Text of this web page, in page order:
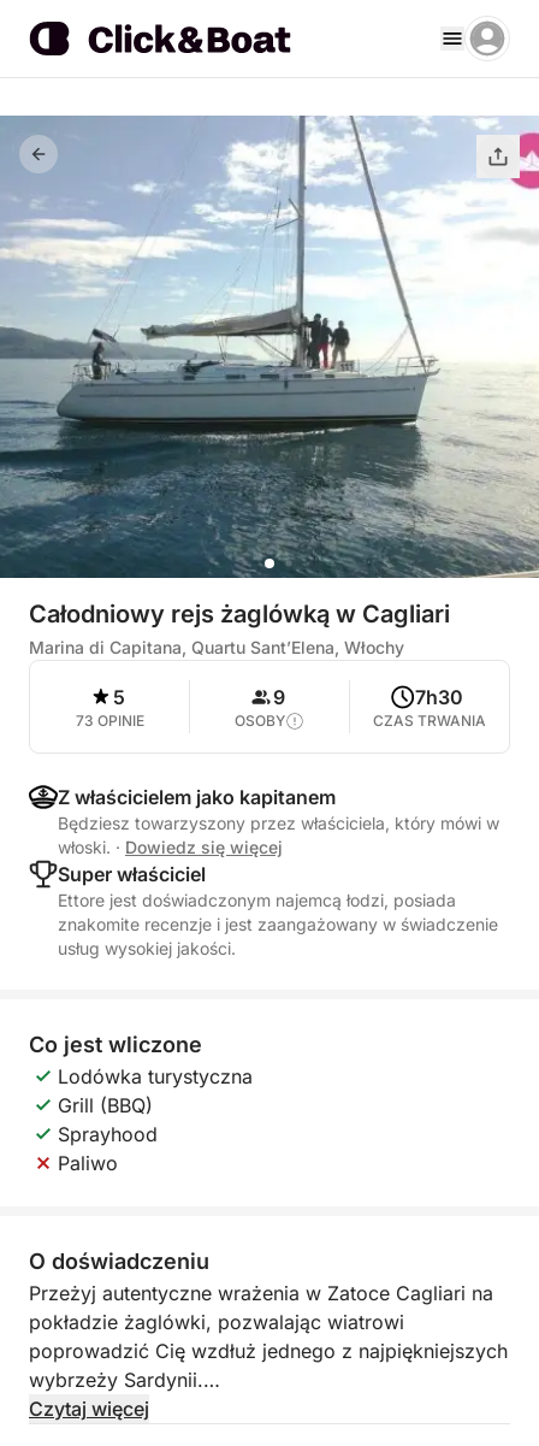
Całodniowy rejs żaglówką w Cagliari
Marina di Capitana, Quartu Sant’Elena, Włochy
5
73 OPINIE
9
OSOBY
7h30
CZAS TRWANIA
Z właścicielem jako kapitanem
Będziesz towarzyszony przez właściciela, który mówi w
włoski. · Dowiedz się więcej
Super właściciel
Ettore jest doświadczonym najemcą łodzi, posiada
znakomite recenzje i jest zaangażowany w świadczenie
usług wysokiej jakości.
Co jest wliczone
Lodówka turystyczna
Grill (BBQ)
Sprayhood
Paliwo
O doświadczeniu
Przeżyj autentyczne wrażenia w Zatoce Cagliari na
pokładzie żaglówki, pozwalając wiatrowi
poprowadzić Cię wzdłuż jednego z najpiękniejszych
wybrzeży Sardynii.
Czytaj więcej